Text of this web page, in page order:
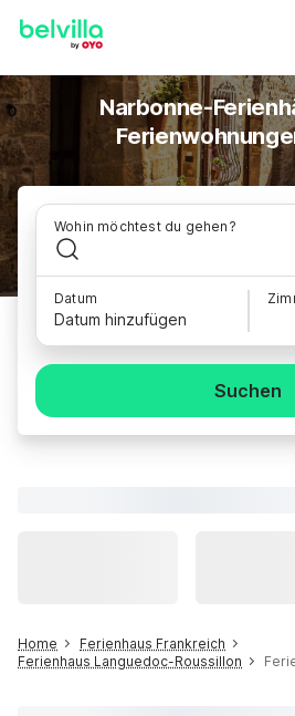
Narbonne-
Wohin möchtest du gehen?
Datum
Datum hinzufügen
Suchen
Home
Ferienhaus Frankreich
Ferienhaus Languedoc-Roussillon